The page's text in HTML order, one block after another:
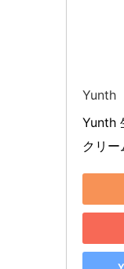
Yunth
Yunth
クリー